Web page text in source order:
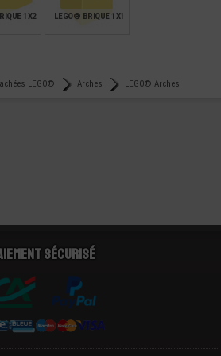
1X2 LEGO® BRIQUE 1X1
LEGO® Arches
LEGO® Arches
sécurisé